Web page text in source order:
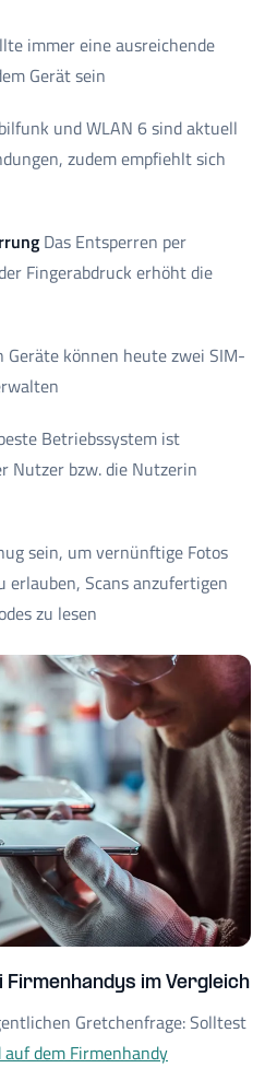
immer eine ausreichende
Gerät sein
und WLAN 6 sind aktuell
zudem empfiehlt sich
Das Entsperren per
Fingerabdruck erhöht die
Geräte können heute zwei SIM-
Betriebssystem ist
Nutzer bzw. die Nutzerin
sein, um vernünftige Fotos
erlauben, Scans anzufertigen
zu lesen
im Vergleich
Gretchenfrage: Solltest
auf dem Firmenhandy